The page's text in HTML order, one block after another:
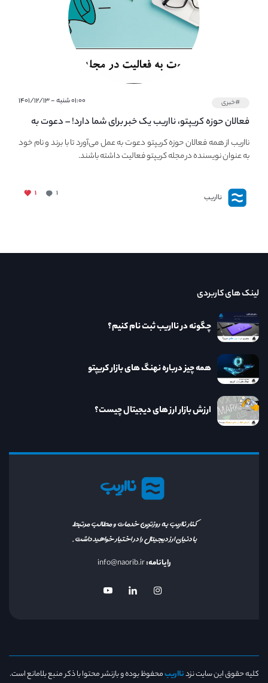
#خبری ۰۱:۰۰ شنبه - ۱۴۰۱/۱۲/۱۳
فعالان حوزه کریپتو، نااریب یک خبر برای شما دارد! – دعوت به
فعالیت در مجله کریپتو
نااریب از همه فعالان حوزه کریپتو دعوت به عمل می‌آورد تا با برند و نام خود
به عنوان نویسنده در مجله کریپتو فعالیت داشته باشند.
نااریب ۱ ۱
نااریب
کنار نااریب به روزترین خدمات و مطالب مرتبط
با دنیای ارز دیجیتال را در اختیار خواهید داشت.
رایانامه:info@naorib.ir
لینک های کاربردی
چگونه در نااریب ثبت نام کنیم؟
همه چیز درباره نهنگ های بازار کریپتو
ارزش بازار ارز های دیجیتال چیست؟
کلیه حقوق این سایت نزدنااریبمحفوظ بوده و بازنشر محتوا با ذکر منبع بلامانع است.